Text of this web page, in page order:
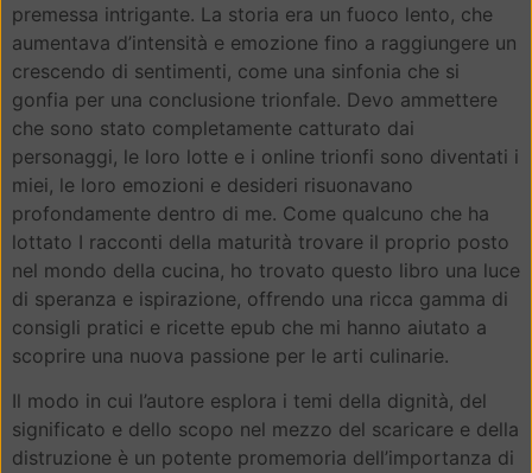
premessa intrigante. La storia era un fuoco lento, che
aumentava d’intensità e emozione fino a raggiungere un
crescendo di sentimenti, come una sinfonia che si
gonfia per una conclusione trionfale. Devo ammettere
che sono stato completamente catturato dai
personaggi, le loro lotte e i online trionfi sono diventati i
miei, le loro emozioni e desideri risuonavano
profondamente dentro di me. Come qualcuno che ha
lottato I racconti della maturità trovare il proprio posto
nel mondo della cucina, ho trovato questo libro una luce
di speranza e ispirazione, offrendo una ricca gamma di
consigli pratici e ricette epub che mi hanno aiutato a
scoprire una nuova passione per le arti culinarie.
Il modo in cui l’autore esplora i temi della dignità, del
significato e dello scopo nel mezzo del scaricare e della
distruzione è un potente promemoria dell’importanza di